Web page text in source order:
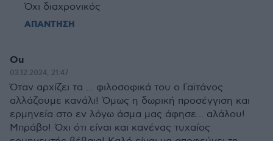
Όχι διαχρονικός
ΑΠΑΝΤΗΣΗ
Ou
03.12.2024, 21:47
Όταν αρχίζει τα ... φιλοσοφικά του ο Γαϊτάνος
αλλάζουμε κανάλι! Όμως η δωρική προσέγγιση και
ερμηνεία στο εν λόγω άσμα μας άφησε... αλάλου!
Μπράβο! Όχι ότι είναι και κανένας τυχαίος